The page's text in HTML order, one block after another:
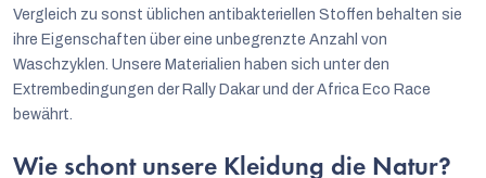
Vergleich zu sonst üblichen antibakteriellen Stoffen behalten sie
ihre Eigenschaften über eine unbegrenzte Anzahl von
Waschzyklen. Unsere Materialien haben sich unter den
Extrembedingungen der Rally Dakar und der Africa Eco Race
bewährt.
Wie schont unsere Kleidung die Natur?